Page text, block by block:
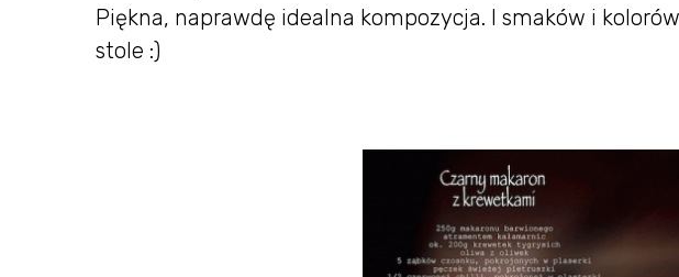
Piękna, naprawdę idealna kompozycja. I smaków i
stole :)